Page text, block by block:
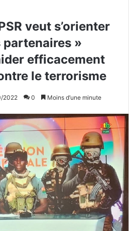
veut s’orienter
partenaires »
efficacement
le terrorisme
2022 0 Moins d’une minute